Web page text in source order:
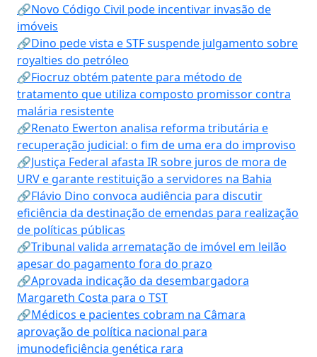
🔗Novo Código Civil pode incentivar invasão de
imóveis
🔗Dino pede vista e STF suspende julgamento sobre
royalties do petróleo
🔗Fiocruz obtém patente para método de
tratamento que utiliza composto promissor contra
malária resistente
🔗Renato Ewerton analisa reforma tributária e
recuperação judicial: o fim de uma era do improviso
🔗Justiça Federal afasta IR sobre juros de mora de
URV e garante restituição a servidores na Bahia
🔗Flávio Dino convoca audiência para discutir
eficiência da destinação de emendas para realização
de políticas públicas
🔗Tribunal valida arrematação de imóvel em leilão
apesar do pagamento fora do prazo
🔗Aprovada indicação da desembargadora
Margareth Costa para o TST
🔗Médicos e pacientes cobram na Câmara
aprovação de política nacional para
imunodeficiência genética rara